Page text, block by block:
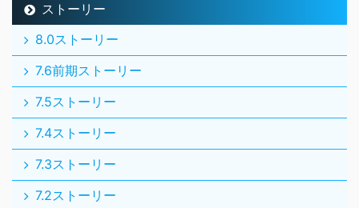
ストーリー
8.0ストーリー
7.6前期ストーリー
7.5ストーリー
7.4ストーリー
7.3ストーリー
7.2ストーリー